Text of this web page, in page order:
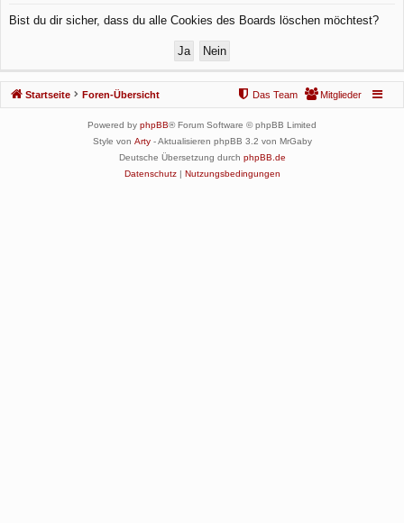
rif
n
n
Bist du dir sicher, dass du alle Cookies des Boards löschen möchtest?
Startseite Foren-Übersicht Mitglieder
Das Team
Powered by phpBB® Forum Software © phpBB Limited
Style von Arty- Aktualisieren phpBB 3.2 von MrGaby
Deutsche Übersetzung durch phpBB.de
Datenschutz| Nutzungsbedingungen